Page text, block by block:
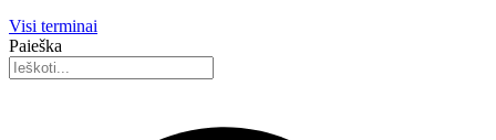
Visi terminai
Paieška